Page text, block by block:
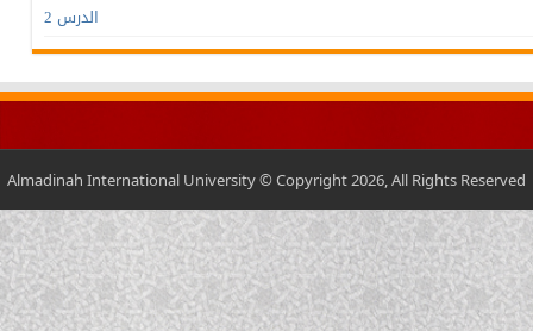
الدرس 2
Almadinah International University © Copyright 2026, All Rights Reserved